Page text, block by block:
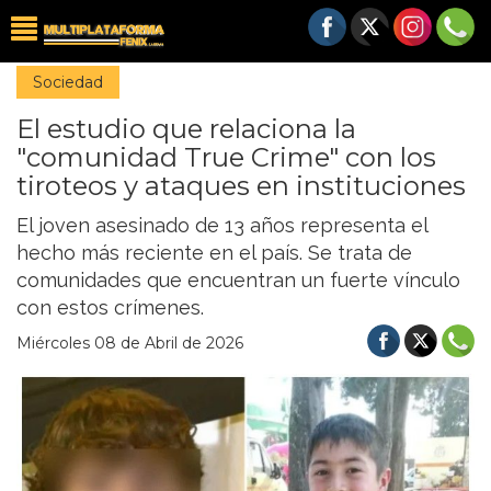
Sociedad
El estudio que relaciona la
"comunidad True Crime" con los
tiroteos y ataques en instituciones
El joven asesinado de 13 años representa el
hecho más reciente en el país. Se trata de
comunidades que encuentran un fuerte vínculo
con estos crímenes.
Miércoles 08 de Abril de 2026